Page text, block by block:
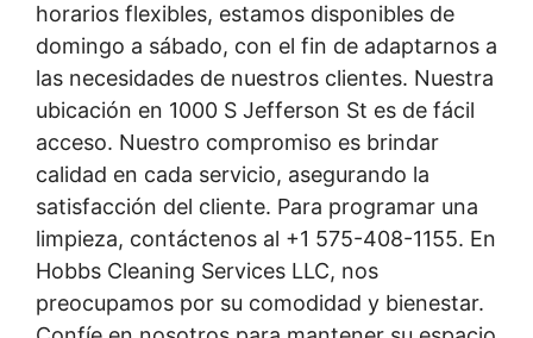
horarios flexibles, estamos disponibles de
domingo a sábado, con el fin de adaptarnos a
las necesidades de nuestros clientes. Nuestra
ubicación en 1000 S Jefferson St es de fácil
acceso. Nuestro compromiso es brindar
calidad en cada servicio, asegurando la
satisfacción del cliente. Para programar una
limpieza, contáctenos al +1 575-408-1155. En
Hobbs Cleaning Services LLC, nos
preocupamos por su comodidad y bienestar.